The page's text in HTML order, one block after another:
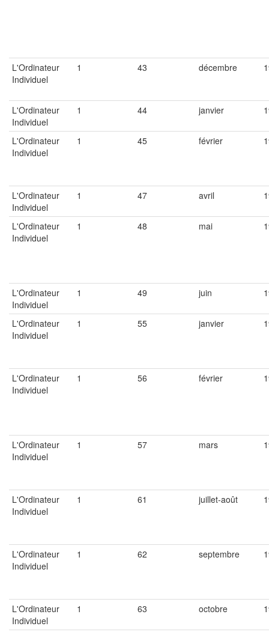
L'Ordinateur
Individuel
1 43 décembre
L'Ordinateur
Individuel
1 44 janvier
L'Ordinateur
Individuel
1 45 février
L'Ordinateur
Individuel
1 47 avril
L'Ordinateur
Individuel
1 48 mai
L'Ordinateur
Individuel
1 49 juin
L'Ordinateur
Individuel
1 55 janvier
L'Ordinateur
Individuel
1 56 février
L'Ordinateur
Individuel
1 57 mars
L'Ordinateur
Individuel
1 61 juillet-août
L'Ordinateur
Individuel
1 62 septembre
L'Ordinateur
Individuel
1 63 octobre